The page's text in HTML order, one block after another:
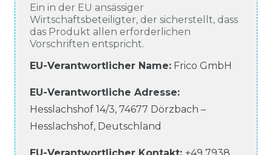
Ein in der EU ansässiger
Wirtschaftsbeteiligter, der sicherstellt, dass
das Produkt allen erforderlichen
Vorschriften entspricht.
EU-Verantwortlicher Name: Frico GmbH
EU-Verantwortliche Adresse:
Hesslachshof 14/3, 74677 Dörzbach –
Hesslachshof, Deutschland